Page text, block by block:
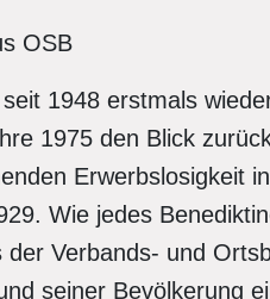
OSB
1948 erstmals
1975 den Blick
Erwerbslosigkeit
Wie jedes
der Verbands- und
seiner Bevölkerung